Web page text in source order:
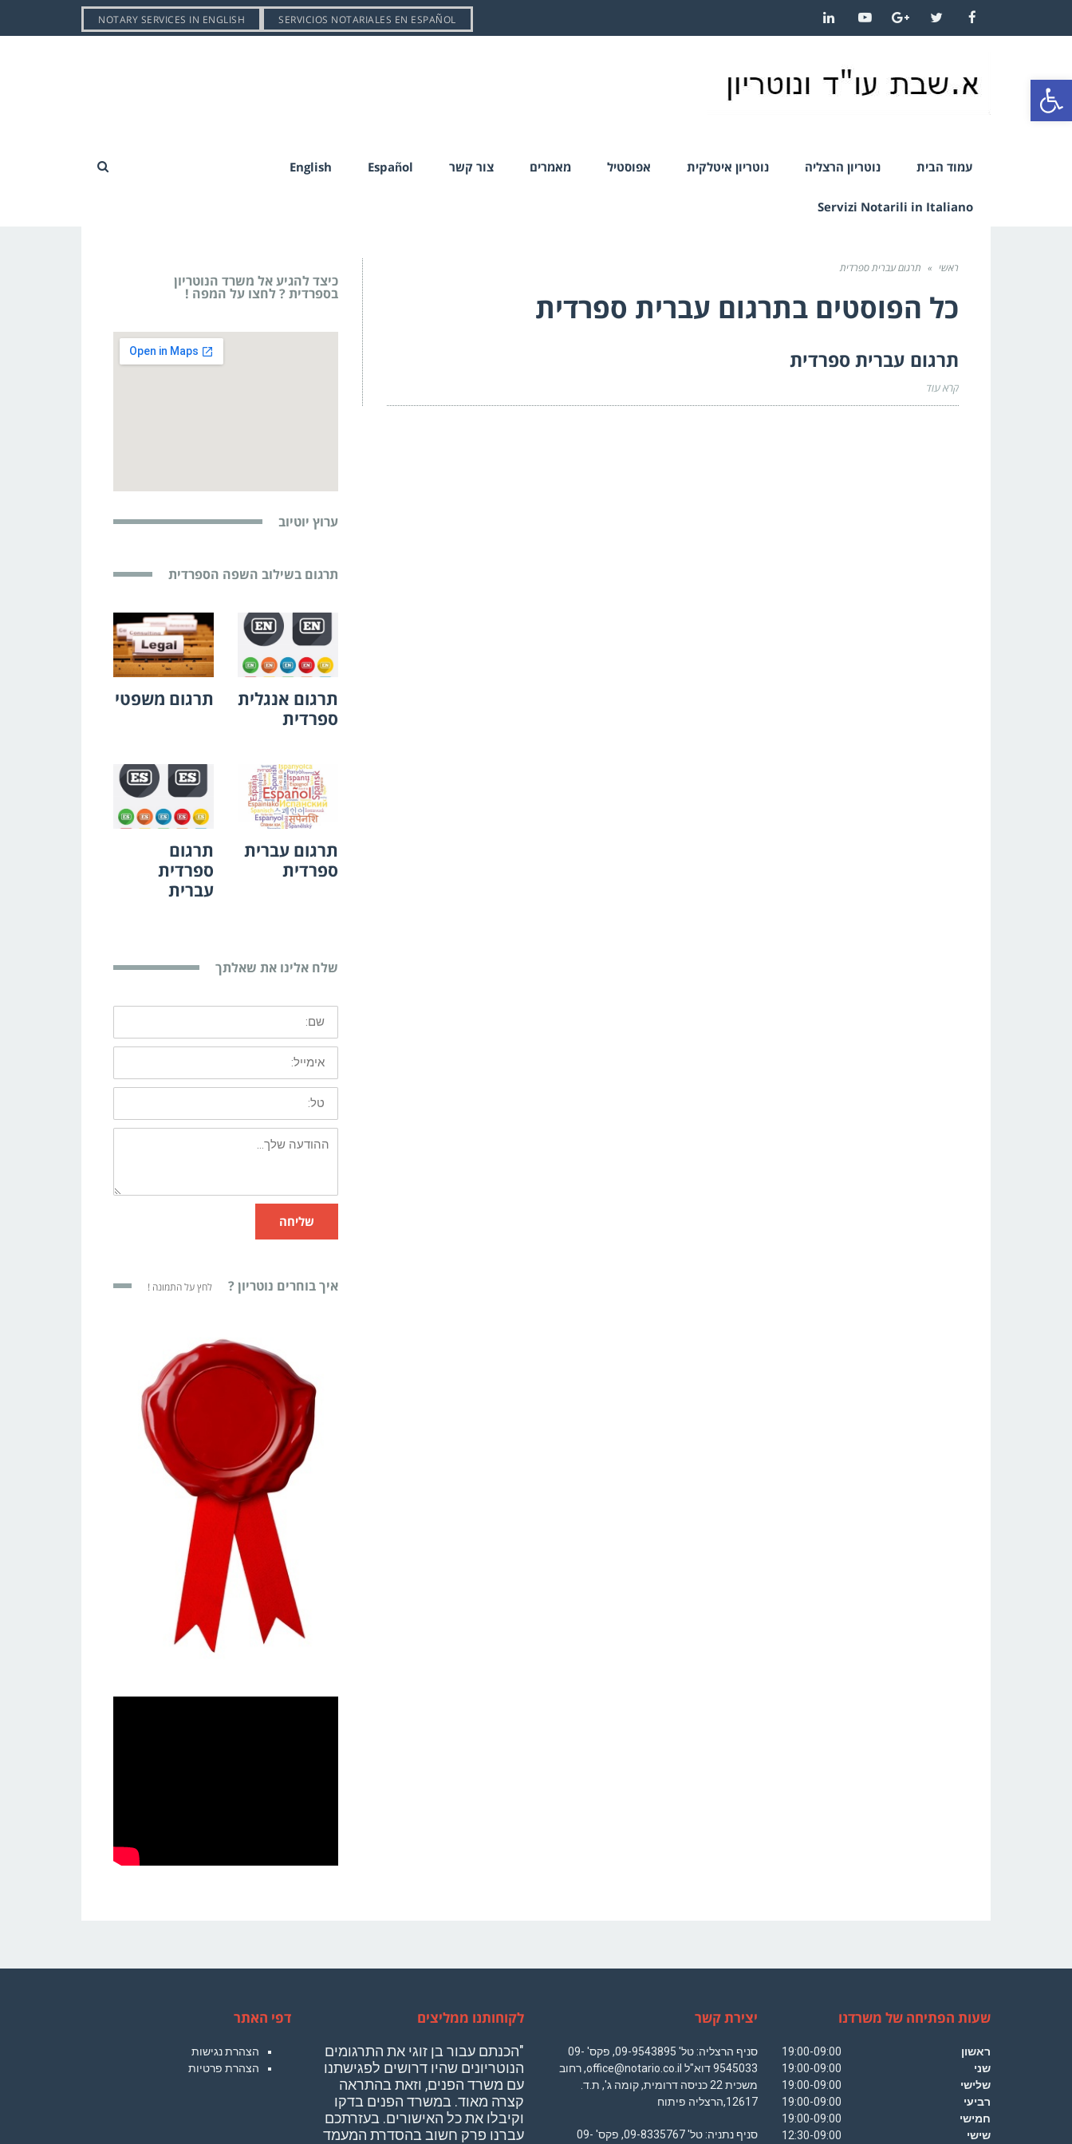
פתח סרגל נגישות
Facebook
Twitter
Google+
YouTube
LinkedIn
SERVICIOS NOTARIALES EN ESPAÑOL
NOTARY SERVICES IN ENGLISH
עמוד הבית נוטריון הרצליה נוטריון איטלקית אפוסטיל מאמרים צור קשר Español
English
Servizi Notarili in Italiano
ראשי » תרגום עברית ספרדית
כל הפוסטים בתרגום עברית ספרדית
תרגום עברית ספרדית
קרא עוד
כיצד להגיע אל משרד הנוטריון
בספרדית ? לחצו על המפה !
ערוץ יוטיוב
תרגום בשילוב השפה הספרדית
תרגום אנגלית
ספרדית
תרגום משפטי
תרגום עברית
ספרדית
תרגום
ספרדית
עברית
שלח אלינו את שאלתך
שליחה
איך בוחרים נוטריון ? לחץ על התמונה !
שעות הפתיחה של משרדנו
ראשון
19:00-09:00
שני
19:00-09:00
שלישי
19:00-09:00
רביעי
19:00-09:00
חמישי
19:00-09:00
שישי
12:30-09:00
יצירת קשר
סניף הרצליה: טל' 09-9543895, פקס' 09-
9545033 דוא"ל office@notario.co.il, רחוב
משכית 22 כניסה דרומית, קומה ג', ת.ד.
12617,הרצליה פיתוח
סניף נתניה: טל' 09-8335767, פקס' 09-
לקוחותנו ממליצים
"הכנתם עבור בן זוגי את התרגומים
הנוטריונים שהיו דרושים לפגישתנו
עם משרד הפנים, וזאת בהתראה
קצרה מאוד. במשרד הפנים בדקו
וקיבלו את כל האישורים. בעזרתכם
עברנו פרק חשוב בהסדרת המעמד
"Muchas gracias por toda la
ayuda del Abogado Shabat. El
servicio fue profesional y el
tratamiento muy amable !"
Jose Gonsalez Ibarra
דפי האתר
הצהרת נגישות
הצהרת פרטיות